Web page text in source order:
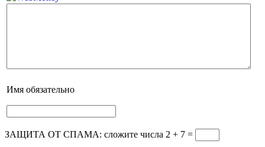
Имя обязательно
ЗАЩИТА ОТ СПАМА: сложите числа 2 + 7 =